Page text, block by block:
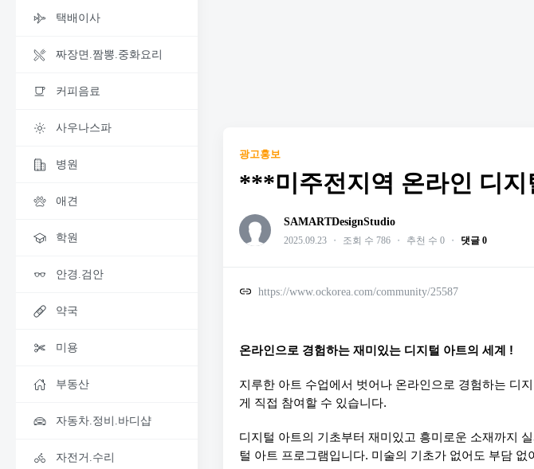
택배이사
짜장면.짬뽕.중화요리
커피음료
사우나스파
병원
애견
학원
안경.검안
약국
미용
부동산
자동차.정비.바디샵
자전거.수리
광고홍보
***미주전지역 온라인 디
SAMARTDesignStudio
2025.09.23 ・ 조회 수 786 ・ 추천 수 0 ・ 댓글 0
https://www.ockorea.com/community/25587
온라인으로 경험하는 재미있는 디지털 아트의 세계 !
지루한 아트 수업에서 벗어나 온라인으로 경험하는 디
게 직접 참여할 수 있습니다.
디지털 아트의 기초부터 재미있고 흥미로운 소재까지
털 아트 프로그램입니다. 미술의 기초가 없어도 부담 없